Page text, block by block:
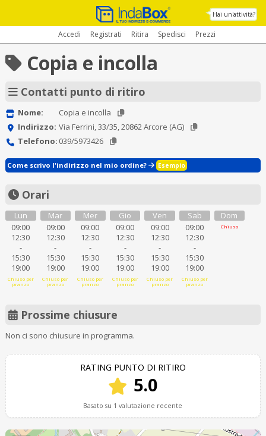
Hai un'attività?
Accedi Registrati Ritira Spedisci Prezzi
Copia e incolla
Contatti punto di ritiro
Nome:
Copia e incolla
Indirizzo: Via Ferrini, 33/35, 20862 Arcore (AG)
Telefono: 039/5973426
Come scrivo l'indirizzo nel mio ordine? Esempio
Orari
Lun
09:00
12:30
-
15:30
19:00
Chiuso per
pranzo
Mar
09:00
12:30
-
15:30
19:00
Chiuso per
pranzo
Mer
09:00
12:30
-
15:30
19:00
Chiuso per
pranzo
Gio
09:00
12:30
-
15:30
19:00
Chiuso per
pranzo
Ven
09:00
12:30
-
15:30
19:00
Chiuso per
pranzo
Sab
09:00
12:30
-
15:30
19:00
Chiuso per
pranzo
Dom
Chiuso
Prossime chiusure
Non ci sono chiusure in programma.
RATING PUNTO DI RITIRO
5.0
Basato su 1 valutazione recente